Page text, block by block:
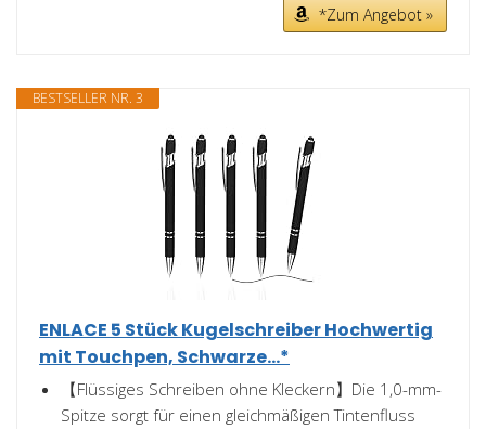
*Zum Angebot »
BESTSELLER NR. 3
ENLACE 5 Stück Kugelschreiber Hochwertig
mit Touchpen, Schwarze...*
【Flüssiges Schreiben ohne Kleckern】Die 1,0-mm-
Spitze sorgt für einen gleichmäßigen Tintenfluss